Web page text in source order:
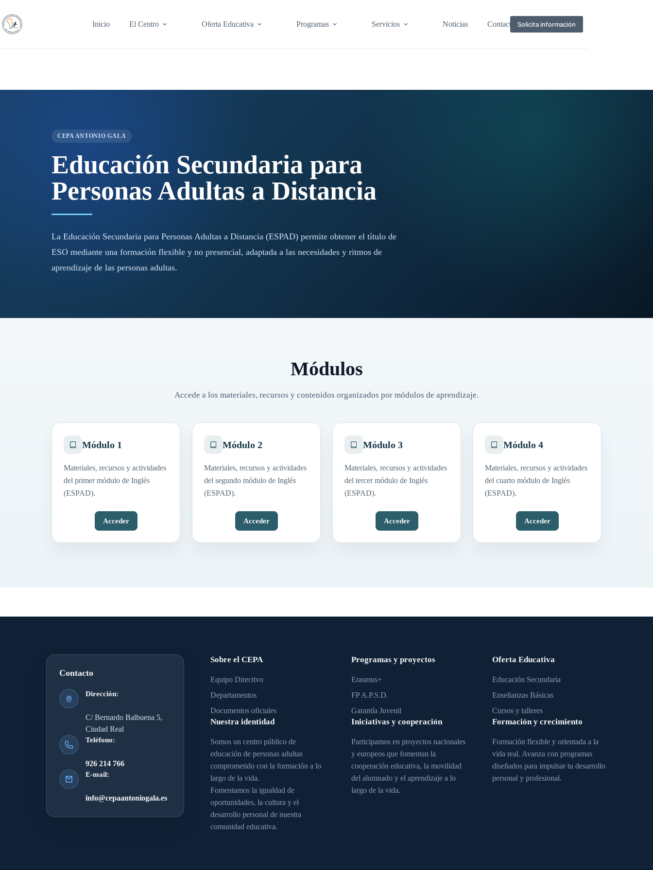
contenido
Inicio El Centro Oferta Educativa Programas Servicios Noticias Contacto Solicita información
CEPA ANTONIO GALA
Educación Secundaria para
Personas Adultas a Distancia
La Educación Secundaria para Personas Adultas a Distancia (ESPAD) permite obtener el título de
ESO mediante una formación flexible y no presencial, adaptada a las necesidades y ritmos de
aprendizaje de las personas adultas.
Módulos
Accede a los materiales, recursos y contenidos organizados por módulos de aprendizaje.
Módulo 1
Materiales, recursos y actividades
del primer módulo de Inglés
(ESPAD).
Acceder
Módulo 2
Materiales, recursos y actividades
del segundo módulo de Inglés
(ESPAD).
Acceder
Módulo 3
Materiales, recursos y actividades
del tercer módulo de Inglés
(ESPAD).
Acceder
Módulo 4
Materiales, recursos y actividades
del cuarto módulo de Inglés
(ESPAD).
Acceder
Contacto
Dirección:
C/ Bernardo Balbuena 5,
Ciudad Real
Teléfono:
926 214 766
E-mail:
info@cepaantoniogala.es
Sobre el CEPA
Equipo Directivo
Departamentos
Documentos oficiales
Nuestra identidad
Somos un centro público de
educación de personas adultas
comprometido con la formación a lo
largo de la vida.
Fomentamos la igualdad de
oportunidades, la cultura y el
desarrollo personal de nuestra
comunidad educativa.
Programas y proyectos
Erasmus+
FP A.P.S.D.
Garantía Juvenil
Iniciativas y cooperación
Participamos en proyectos nacionales
y europeos que fomentan la
cooperación educativa, la movilidad
del alumnado y el aprendizaje a lo
largo de la vida.
Oferta Educativa
Educación Secundaria
Enseñanzas Básicas
Cursos y talleres
Formación y crecimiento
Formación flexible y orientada a la
vida real. Avanza con programas
diseñados para impulsar tu desarrollo
personal y profesional.